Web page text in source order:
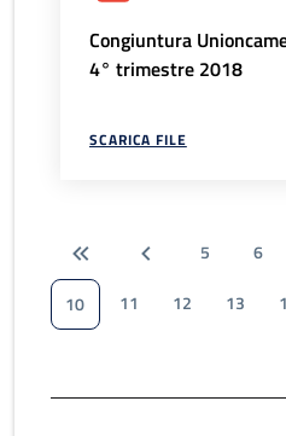
Congiuntura
4° trimestre 2018
SCARICA FILE
5 6
10
11 12 13